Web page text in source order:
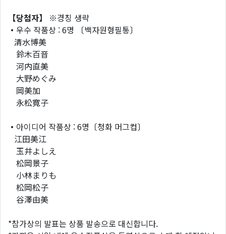
【당첨자】
※경칭 생략
・ 우수 작품상 : 6명 〔백자원형필통〕
清水博美
鈴木百音
河内直美
大野めぐみ
岡美加
永松寛子
・ 아이디어 작품상 : 6명〔청화 머그컵〕
江田美江
玉井よしえ
松岡景子
小林まりも
松岡松子
谷澤由美
*참가상의 발표는 상품 발송으로 대신합니다.